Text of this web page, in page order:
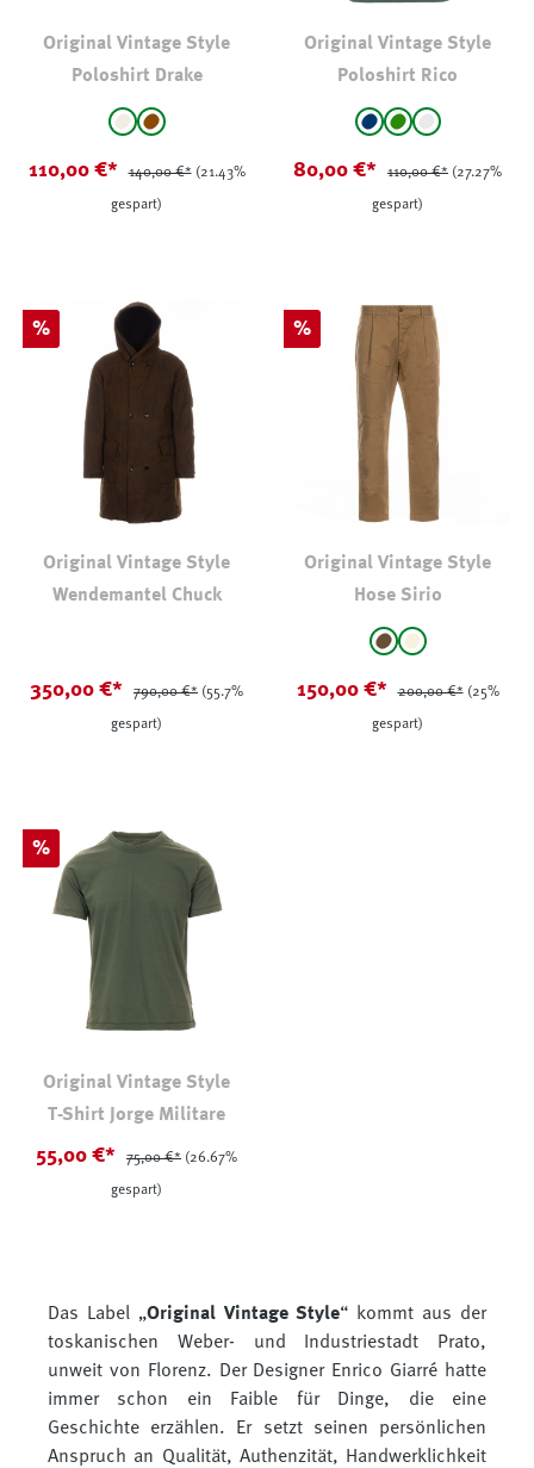
Original Vintage Style
Poloshirt Drake
auswählen
naturmittelbraun
110,00 €* 140,00 €* (21.43%
gespart)
Original Vintage Style
Poloshirt Rico
auswählen
marine
(Diese Option ist
grün
(Diese Option ist
hellgrau
80,00 €* 110,00 €* (27.27%
gespart)
Rabatt
%
Original Vintage Style
Wendemantel Chuck
350,00 €* 790,00 €* (55.7%
gespart)
Rabatt
%
Original Vintage Style
Hose Sirio
auswählen
braunCreme
(Diese Option
150,00 €* 200,00 €* (25%
gespart)
Rabatt
%
Original Vintage Style
T-Shirt Jorge Militare
55,00 €* 75,00 €* (26.67%
gespart)
Das Label „Original Vintage Style“ kommt aus der
toskanischen Weber- und Industriestadt Prato,
unweit von Florenz. Der Designer Enrico Giarré hatte
immer schon ein Faible für Dinge, die eine
Geschichte erzählen. Er setzt seinen persönlichen
Anspruch an Qualität, Authenzität, Handwerklichkeit